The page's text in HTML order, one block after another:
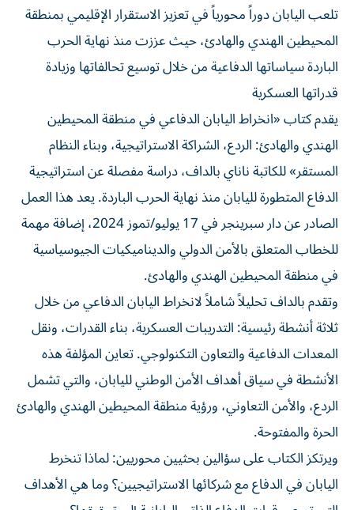
تلعب اليابان دوراً محورياً في تعزيز الاستقرار الإقليمي بمنطقة
المحيطين الهندي والهادئ، حيث عززت منذ نهاية الحرب
الباردة سياساتها الدفاعية من خلال توسيع تحالفاتها وزيادة
قدراتها العسكرية
يقدم كتاب «انخراط اليابان الدفاعي في منطقة المحيطين
الهندي والهادئ: الردع، الشراكة الاستراتيجية، وبناء النظام
المستقر» للكاتبة ناناي بالداف، دراسة مفصلة عن استراتيجية
الدفاع المتطورة لليابان منذ نهاية الحرب الباردة. يعد هذا العمل
الصادر عن دار سبرينجر في 17 يوليو/تموز 2024، إضافة مهمة
للخطاب المتعلق بالأمن الدولي والديناميكيات الجيوسياسية
في منطقة المحيطين الهندي والهادئ.
وتقدم بالداف تحليلاً شاملاً لانخراط اليابان الدفاعي من خلال
ثلاثة أنشطة رئيسية: التدريبات العسكرية، بناء القدرات، ونقل
المعدات الدفاعية والتعاون التكنولوجي. تعاين المؤلفة هذه
الأنشطة في سياق أهداف الأمن الوطني لليابان، والتي تشمل
الردع، والأمن التعاوني، ورؤية منطقة المحيطين الهندي والهادئ
الحرة والمفتوحة.
ويرتكز الكتاب على سؤالين بحثيين محوريين: لماذا تنخرط
اليابان في الدفاع مع شركائها الاستراتيجيين؟ وما هي الأهداف